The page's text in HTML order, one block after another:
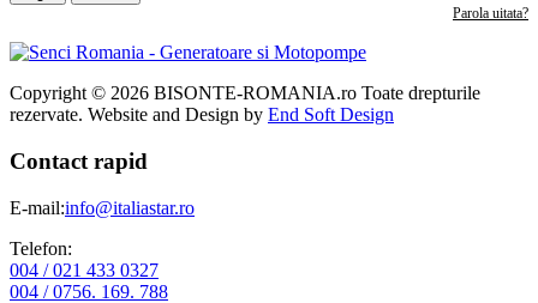
Parola uitata?
Copyright © 2026 BISONTE-ROMANIA.ro Toate drepturile
rezervate. Website and Design by End Soft Design
Contact rapid
E-mail:info@italiastar.ro
Telefon:
004 / 021 433 0327
004 / 0756. 169. 788